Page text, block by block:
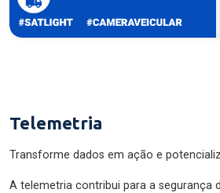
Telemetria
Transforme dados em ação e
A telemetria contribui para a segurança